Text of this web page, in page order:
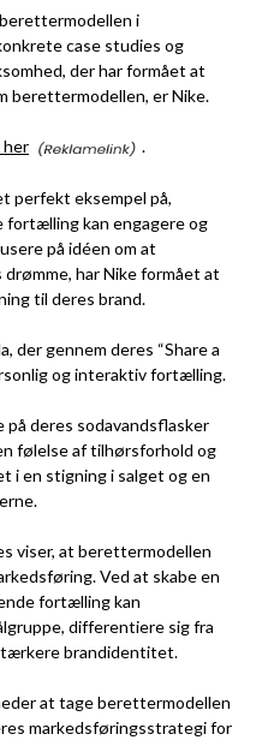
i
case studies og
der har formået at
berettermodellen, er Nike.
her .
perfekt eksempel på,
fortælling kan engagere og
på idéen om at
har Nike formået at
til deres brand.
der gennem deres “Share a
og interaktiv fortælling.
deres sodavandsflasker
følelse af tilhørsforhold og
i en stigning i salget og en
viser, at berettermodellen
Ved at skabe en
fortælling kan
differentiere sig fra
brandidentitet.
at tage berettermodellen
markedsføringsstrategi for